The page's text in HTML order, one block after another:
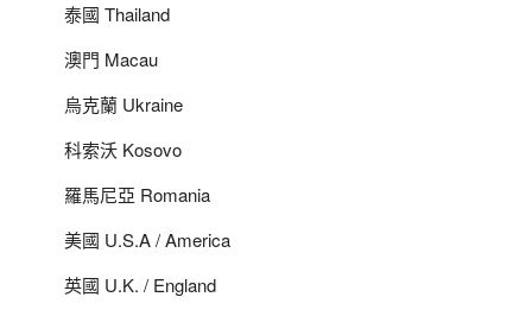
泰國 Thailand
澳門 Macau
烏克蘭 Ukraine
科索沃 Kosovo
羅馬尼亞 Romania
美國 U.S.A / America
英國 U.K. / England